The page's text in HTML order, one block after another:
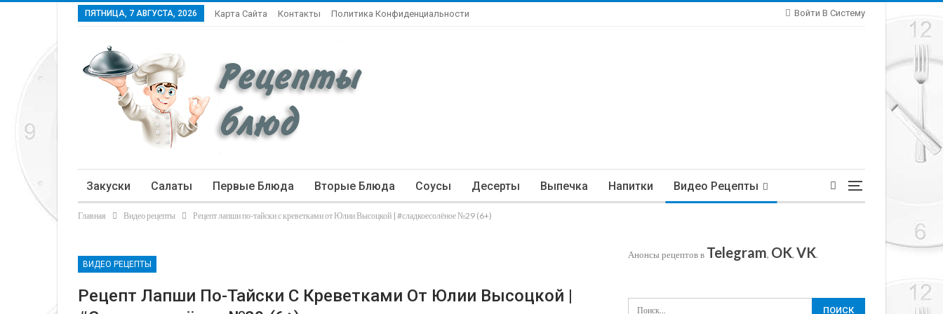
Войти В Систему
ПЯТНИЦА, 7 АВГУСТА, 2026 Карта Сайта Контакты Политика Конфиденциальности
Закуски Салаты Первые Блюда Вторые Блюда Соусы Десерты Выпечка Напитки Видео Рецепты
Статьи
Главная Видео рецепты Рецепт лапши по-тайски с креветками от Юлии Высоцкой | #сладкоесолёное №29 (6+)
ВИДЕО РЕЦЕПТЫ
Рецепт Лапши По-Тайски С Креветками От Юлии Высоцкой |
Анонсы рецептов в Telegram, OK, VK.